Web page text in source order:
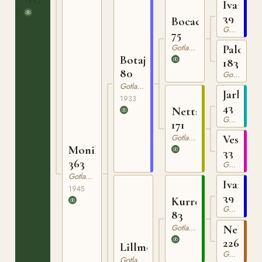
Monika
363
Gotlandsruss
1945
Botajr
80
Gotlandsruss
1933
Lillmona
Gotlandsruss
Bocack
75
Gotlandsruss
Netta
171
Gotlandsruss
Kurre
83
Gotlandsruss
Ivan
39
Gotlandsruss
Palova
183
Gotlandsruss
Jarl
43
Gotlandsruss
Vesta
33
Gotlandsruss
Ivan
39
Gotlandsruss
Nella
226
Gotlandsruss